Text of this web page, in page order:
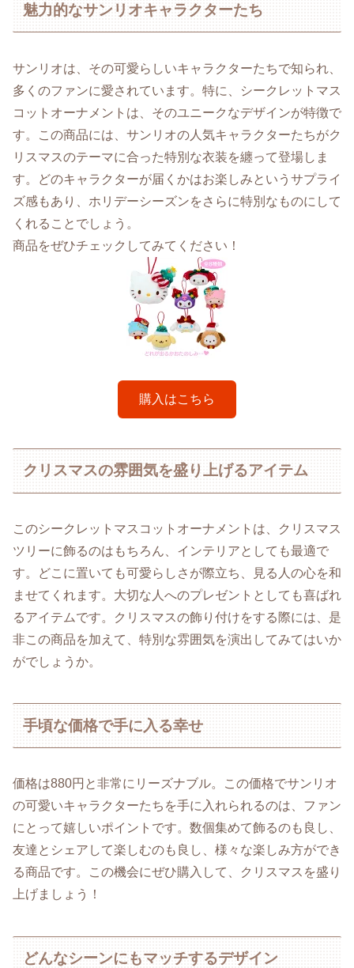
魅力的なサンリオキャラクターたち
サンリオは、その可愛らしいキャラクターたちで知られ、
多くのファンに愛されています。特に、シークレットマス
コットオーナメントは、そのユニークなデザインが特徴で
す。この商品には、サンリオの人気キャラクターたちがク
リスマスのテーマに合った特別な衣装を纏って登場しま
す。どのキャラクターが届くかはお楽しみというサプライ
ズ感もあり、ホリデーシーズンをさらに特別なものにして
くれることでしょう。
商品をぜひチェックしてみてください！
購入はこちら
クリスマスの雰囲気を盛り上げるアイテム
このシークレットマスコットオーナメントは、クリスマス
ツリーに飾るのはもちろん、インテリアとしても最適で
す。どこに置いても可愛らしさが際立ち、見る人の心を和
ませてくれます。大切な人へのプレゼントとしても喜ばれ
るアイテムです。クリスマスの飾り付けをする際には、是
非この商品を加えて、特別な雰囲気を演出してみてはいか
がでしょうか。
手頃な価格で手に入る幸せ
価格は880円と非常にリーズナブル。この価格でサンリオ
の可愛いキャラクターたちを手に入れられるのは、ファン
にとって嬉しいポイントです。数個集めて飾るのも良し、
友達とシェアして楽しむのも良し、様々な楽しみ方ができ
る商品です。この機会にぜひ購入して、クリスマスを盛り
上げましょう！
どんなシーンにもマッチするデザイン